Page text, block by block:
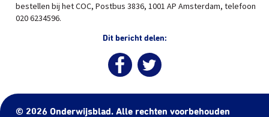
bestellen bij het COC, Postbus 3836, 1001 AP Amsterdam, telefoon
020 6234596.
Dit bericht delen:
© 2026 Onderwijsblad. Alle rechten voorbehouden